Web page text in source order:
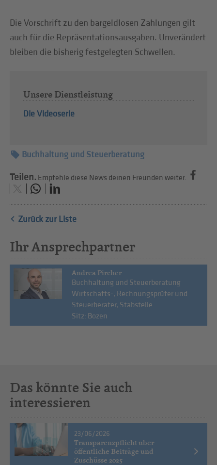
Die Vorschrift zu den bargeldlosen Zahlungen gilt
auch für die Repräsentationsausgaben. Unverändert
bleiben die bisherig festgelegten Schwellen.
Unsere Dienstleistung
Die Videoserie
Buchhaltung und Steuerberatung
Teilen. Empfehle diese News deinen Freunden weiter.
Zurück zur Liste
Ihr Ansprechpartner
Andrea Pircher
Buchhaltung und Steuerberatung
Wirtschafts-, Rechnungsprüfer und
Steuerberater, Stabstelle
Sitz: Bozen
Das könnte Sie auch
interessieren
23/06/2026
Transparenzpflicht über
öffentliche Beiträge und
Zuschüsse 2025